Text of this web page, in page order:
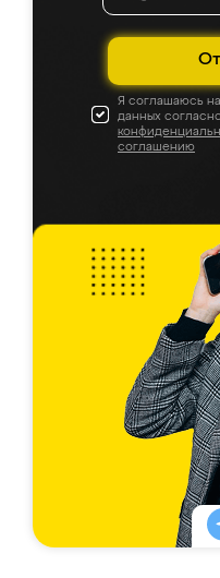
Я соглашаюсь
данных
соглашению